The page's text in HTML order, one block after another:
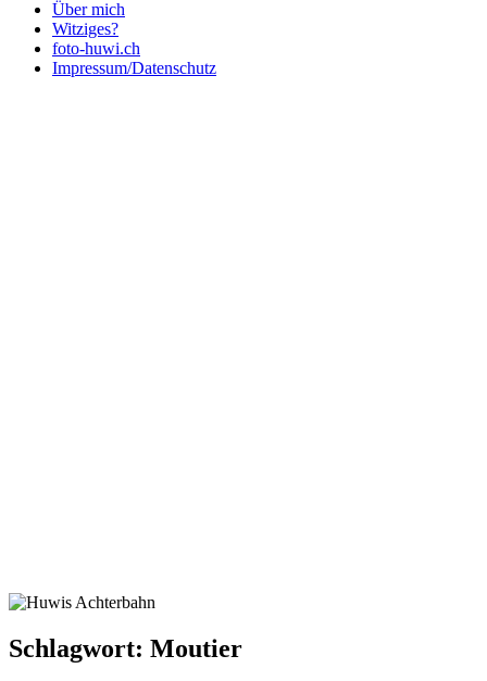
Über mich
Witziges?
foto-huwi.ch
Impressum/Datenschutz
Schlagwort: Moutier